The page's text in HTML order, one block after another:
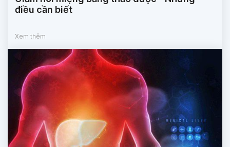
điều cần biết
Xem thêm